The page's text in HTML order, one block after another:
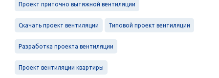
Проект приточно вытяжной вентиляции
Скачать проект вентиляции Типовой проект вентиляции
Разработка проекта вентиляции
Проект вентиляции квартиры